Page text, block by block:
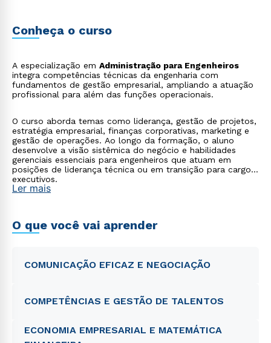
Conheça o curso
A especialização em Administração para Engenheiros
integra competências técnicas da engenharia com
fundamentos de gestão empresarial, ampliando a atuação
profissional para além das funções operacionais.
O curso aborda temas como liderança, gestão de projetos,
estratégia empresarial, finanças corporativas, marketing e
gestão de operações. Ao longo da formação, o aluno
desenvolve a visão sistêmica do negócio e habilidades
gerenciais essenciais para engenheiros que atuam em
posições de liderança técnica ou em transição para cargos
executivos.
Ler mais
O que você vai aprender
COMUNICAÇÃO EFICAZ E NEGOCIAÇÃO
COMPETÊNCIAS E GESTÃO DE TALENTOS
ECONOMIA EMPRESARIAL E MATEMÁTICA